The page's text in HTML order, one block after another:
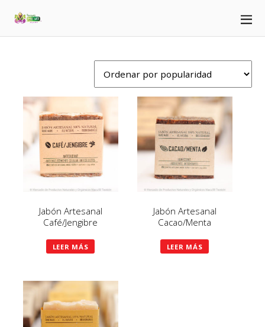
Jabón Artesanal
Café/Jengibre
LEER MÁS
Jabón Artesanal
Cacao/Menta
LEER MÁS